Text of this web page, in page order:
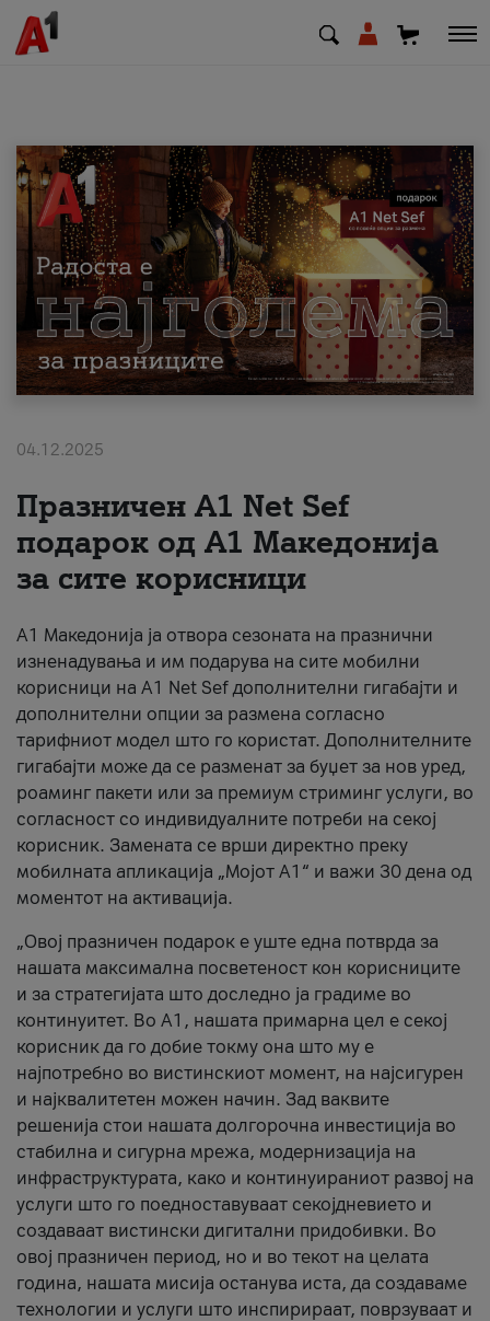
МК EN SQ
Приватни Деловни
Поддршка
Надополни кредит
За нас
#ПодобарОнлајн
04.12.2025
Празничен A1 Net Sеf
подарок од А1 Македонија
за сите корисници
А1 Македонија ја отвора сезоната на празнични
изненадувања и им подарува на сите мобилни
корисници на A1 Net Sef дополнителни гигабајти и
дополнителни опции за размена согласно
тарифниот модел што го користат. Дополнителните
гигабајти може да се разменат за буџет за нов уред,
роаминг пакети или за премиум стриминг услуги, во
согласност со индивидуалните потреби на секој
корисник. Замената се врши директно преку
мобилната апликација „Мојот А1“ и важи 30 дена од
моментот на активација.
„Овој празничен подарок е уште една потврда за
нашата максимална посветеност кон корисниците
и за стратегијата што доследно ја градиме во
континуитет. Во А1, нашата примарна цел е секој
корисник да го добие токму она што му е
најпотребно во вистинскиот момент, на најсигурен
и најквалитетен можен начин. Зад ваквите
решенија стои нашата долгорочна инвестиција во
стабилна и сигурна мрежа, модернизација на
инфраструктурата, како и континуираниот развој на
услуги што го поедноставуваат секојдневието и
создаваат вистински дигитални придобивки. Во
овој празничен период, но и во текот на целата
година, нашата мисија останува иста, да создаваме
технологии и услуги што инспирираат, поврзуваат и